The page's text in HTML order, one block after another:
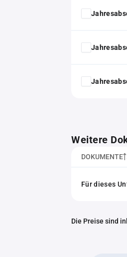
Weitere
DOKUMENTE
Für dieses
Die Preise sind